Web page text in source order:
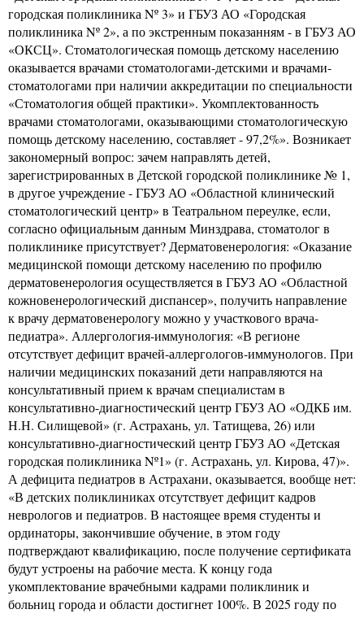
городская поликлиника Nº 3» и ГБУЗ АО «Городская
поликлиника Nº 2», а по экстренным показанням - в ГБУЗ АО
«ОКСЦ». Стоматологическая помощь детскому населению
оказывается врачами стоматологами-детскими и врачами-
стоматологами при наличии аккредитации по специальности
«Стоматология общей практики». Укомплектованность
врачами стоматологами, оказывающими стоматологическую
помощь детскому населению, составляет - 97,2%». Возникает
закономерный вопрос: зачем направлять детей,
зарегистрированных в Детской городской поликлинике № 1,
в другое учреждение - ГБУЗ АО «Областной клинический
стоматологический центр» в Театральном переулке, если,
согласно официальным данным Минздрава, стоматолог в
поликлинике присутствует? Дерматовенерология: «Оказание
медицинской помощи детскому населению по профилю
дерматовенерология осуществляется в ГБУЗ АО «Областной
кожновенерологический диспансер», получить направление
к врачу дерматовенерологу можно у участкового врача-
педиатра». Аллергология-иммунология: «В регионе
отсутствует дефицит врачей-аллергологов-иммунологов. При
наличии медицинских показаний дети направляются на
консультативный прием к врачам специалистам в
консультативно-диагностический центр ГБУЗ АО «ОДКБ им.
Н.Н. Силищевой» (г. Астрахань, ул. Татищева, 26) или
консультативно-диагностический центр ГБУЗ АО «Детская
городская поликлиника Nº1» (г. Астрахань, ул. Кирова, 47)».
А дефицита педиатров в Астрахани, оказывается, вообще нет:
«В детских поликлиниках отсутствует дефицит кадров
неврологов и педиатров. В настоящее время студенты и
ординаторы, закончившие обучение, в этом году
подтверждают квалификацию, после получение сертификата
будут устроены на рабочие места. К концу года
укомплектование врачебными кадрами поликлиник и
больниц города и области достигнет 100%. В 2025 году по